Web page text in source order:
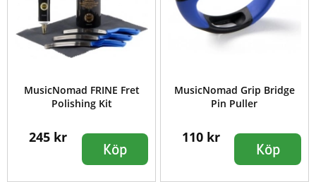
MusicNomad FRINE Fret
Polishing Kit
245 kr
Köp
MusicNomad Grip Bridge
Pin Puller
110 kr
Köp